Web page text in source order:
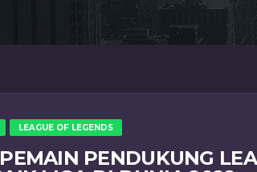
LEAGUE OF LEGENDS
PENDUKUNG